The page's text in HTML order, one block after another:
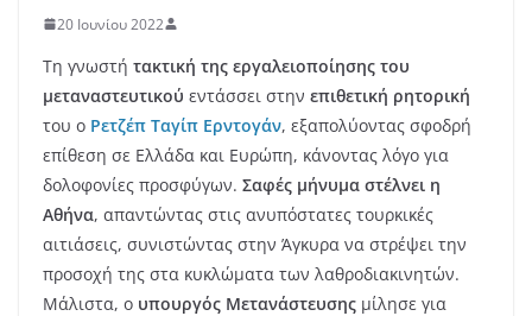
20 Ιουνίου 2022
Τη γνωστή τακτική της εργαλειοποίησης του
μεταναστευτικού εντάσσει στην επιθετική ρητορική
του ο Ρετζέπ Ταγίπ Ερντογάν, εξαπολύοντας σφοδρή
επίθεση σε Ελλάδα και Ευρώπη, κάνοντας λόγο για
δολοφονίες προσφύγων. Σαφές μήνυμα στέλνει η
Αθήνα, απαντώντας στις ανυπόστατες τουρκικές
αιτιάσεις, συνιστώντας στην Άγκυρα να στρέψει την
προσοχή της στα κυκλώματα των λαθροδιακινητών.
Μάλιστα, ο υπουργός Μετανάστευσης μίλησε για